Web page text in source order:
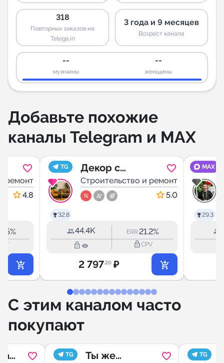
318
Повторных заказов на
Telega.in
3 года и 9 месяцев
Возраст канала
--
мужчины
--
женщины
Добавьте похожие
каналы Telegram и MAX
ремонт
4.8
TG
32.8
Декор с
изюминкой
Строительство и ремонт
5.0
44.4K ERR:21.2%
lock_outline lock_outlineCPV
2 797.20 ₽
MAX
29.3
С этим каналом часто
покупают
| TG
Ты же
TG